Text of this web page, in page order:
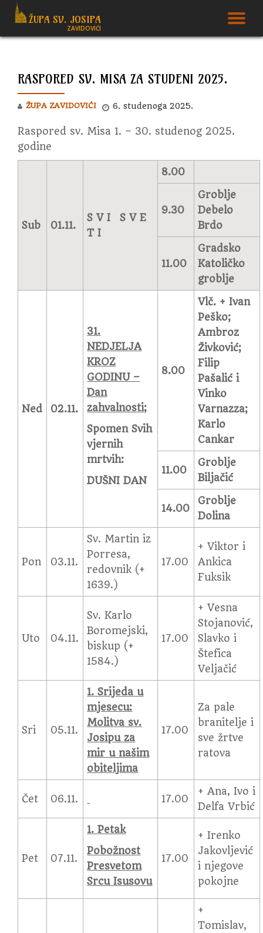
to
ŽUPA SV. JOSIPA
ZAVIDOVIĆI
RASPORED SV. MISA ZA STUDENI 2025.
ŽUPA ZAVIDOVIĆI 6. studenoga 2025.
Raspored sv. Misa 1. – 30. studenog 2025.
godine
Sub 01.11.
S V I S V E
T I
8.00
9.30
Groblje
Debelo
Brdo
11.00
Gradsko
Katoličko
groblje
Ned 02.11.
31.
NEDJELJA
KROZ
GODINU –
Dan
zahvalnosti;
Spomen Svih
vjernih
mrtvih:
DUŠNI DAN
8.00
Vlč. + Ivan
Peško;
Ambroz
Živković;
Filip
Pašalić i
Vinko
Varnazza;
Karlo
Cankar
11.00
Groblje
Biljačić
14.00
Groblje
Dolina
Pon 03.11.
Sv. Martin iz
Porresa,
redovnik (+
1639.)
17.00
+ Viktor i
Ankica
Fuksik
Uto 04.11.
Sv. Karlo
Boromejski,
biskup (+
1584.)
17.00
+ Vesna
Stojanović,
Slavko i
Štefica
Veljačić
Sri 05.11.
1. Srijeda u
mjesecu:
Molitva sv.
Josipu za
mir u našim
obiteljima
17.00
Za pale
branitelje i
sve žrtve
ratova
Čet 06.11. 17.00
+ Ana, Ivo i
Delfa Vrbić
Pet 07.11.
1. Petak
Pobožnost
Presvetom
Srcu Isusovu
17.00
+ Irenko
Jakovljević
i njegove
pokojne
+
Tomislav,